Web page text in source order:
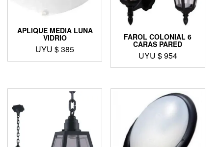
APLIQUE MEDIA LUNA
VIDRIO
UYU $385
FAROL COLONIAL 6
CARAS PARED
UYU $954